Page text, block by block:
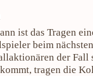
ist das Tragen
beim
der Fall
tragen die